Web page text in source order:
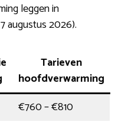
leggen in
augustus 2026).
Tarieven
hoofdverwarming
€760 – €810